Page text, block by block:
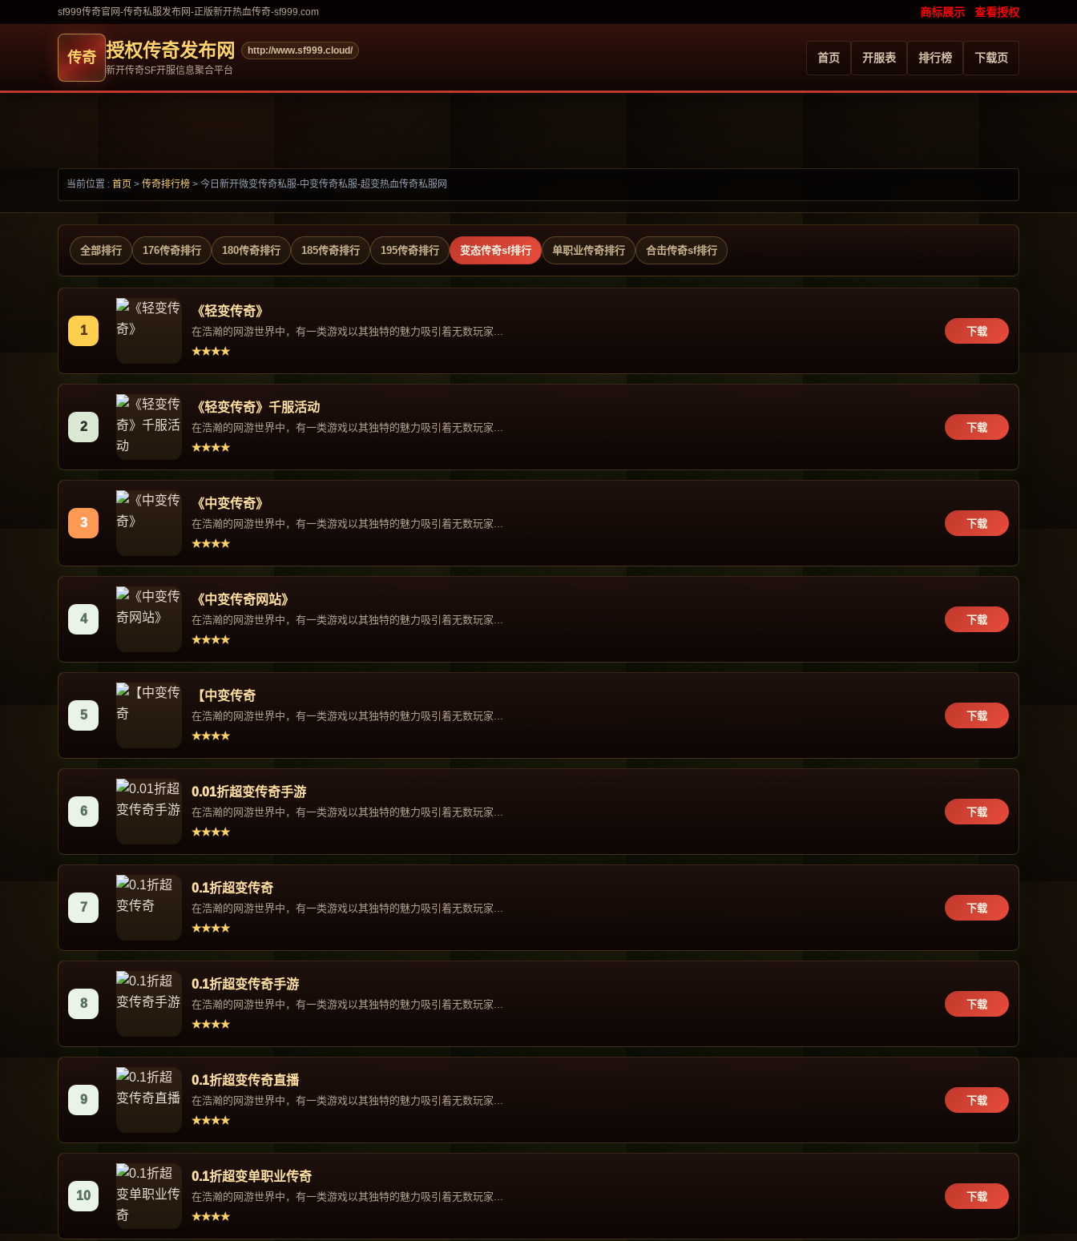
sf999传奇官网-传奇私服发布网-正版新开热血传奇-sf999.com 商标展示 查看授权
授权传奇发布网
http://www.sf999.cloud/
新开传奇SF开服信息聚合平台
首页 开服表 排行榜 下载页
当前位置 : 首页 > 传奇排行榜 > 今日新开微变传奇私服-中变传奇私服-超变热血传奇私服网
全部排行 176传奇排行 180传奇排行 185传奇排行 195传奇排行 变态传奇sf排行 单职业传奇排行 合击传奇sf排行
1
《轻变传奇》
在浩瀚的网游世界中，有一类游戏以其独特的魅力吸引着无数玩家...
★★★★
下载
2
《轻变传奇》千服活动
在浩瀚的网游世界中，有一类游戏以其独特的魅力吸引着无数玩家...
★★★★
下载
3
《中变传奇》
在浩瀚的网游世界中，有一类游戏以其独特的魅力吸引着无数玩家...
★★★★
下载
4
《中变传奇网站》
在浩瀚的网游世界中，有一类游戏以其独特的魅力吸引着无数玩家...
★★★★
下载
5
【中变传奇
在浩瀚的网游世界中，有一类游戏以其独特的魅力吸引着无数玩家...
★★★★
下载
6
0.01折超变传奇手游
在浩瀚的网游世界中，有一类游戏以其独特的魅力吸引着无数玩家...
★★★★
下载
7
0.1折超变传奇
在浩瀚的网游世界中，有一类游戏以其独特的魅力吸引着无数玩家...
★★★★
下载
8
0.1折超变传奇手游
在浩瀚的网游世界中，有一类游戏以其独特的魅力吸引着无数玩家...
★★★★
下载
9
0.1折超变传奇直播
在浩瀚的网游世界中，有一类游戏以其独特的魅力吸引着无数玩家...
★★★★
下载
10
0.1折超变单职业传奇
在浩瀚的网游世界中，有一类游戏以其独特的魅力吸引着无数玩家...
★★★★
下载